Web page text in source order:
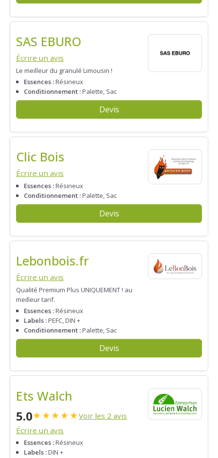
SAS EBURO
Écrire un avis
Le meilleur du granulé Limousin !
Essences :Résineux
Conditionnement :Palette, Sac
Devis
Clic Bois
Écrire un avis
Essences :Résineux
Conditionnement :Palette, Sac
Devis
Lebonbois.fr
Écrire un avis
Qualité Premium Plus UNIQUEMENT ! au
meilleur tarif.
Essences :Résineux
Labels :PEFC, DIN +
Conditionnement :Palette, Sac
Devis
Ets Walch
5.0★★★★★Voir les 2 avis
Écrire un avis
Essences :Résineux
Labels :DIN +